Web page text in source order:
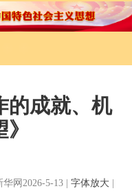
的成就、机
网2026-5-13 | 字体放大 |